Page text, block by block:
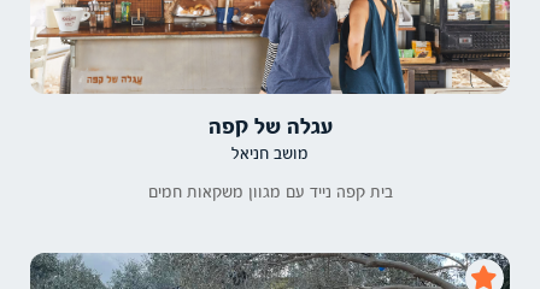
עגלה של קפה
מושב חניאל
בית קפה נייד עם מגוון משקאות חמים